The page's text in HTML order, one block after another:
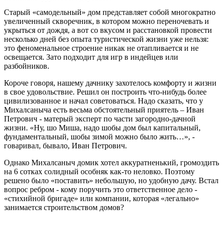
Старый «самодельный» дом представляет собой многократно
увеличенный скворечник, в котором можно переночевать и
укрыться от дождя, а вот со вкусом и расстановкой провести
несколько дней без опыта туристической жизни уже нельзя:
это феноменальное строение никак не отапливается и не
освещается. Зато подходит для игр в индейцев или
разбойников.
Короче говоря, нашему дачнику захотелось комфорту и жизни
в свое удовольствие. Решил он построить что-нибудь более
цивилизованное и начал советоваться. Надо сказать, что у
Михалсаныча есть весьма обстоятельный приятель – Иван
Петрович - матерый эксперт по части загородно-дачной
жизни. «Ну, шо Миша, надо шобы дом был капитальный,
фундаментальный, шобы зимой можно было жить…», -
говаривал, бывало, Иван Петрович.
Однако Михалсаныч домик хотел аккуратненький, громоздить
на 6 сотках солидный особняк как-то неловко. Поэтому
решено было «поставить» небольшую, но удобную дачу. Встал
вопрос ребром - кому поручить это ответственное дело -
«стихийной бригаде» или компании, которая «легально»
занимается строительством домов?